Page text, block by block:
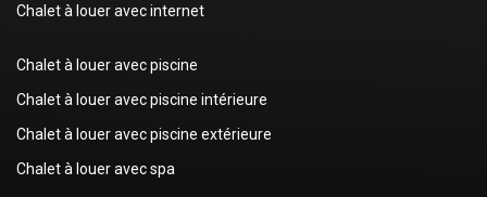
Chalet à louer avec internet
Chalet à louer avec piscine
Chalet à louer avec piscine intérieure
Chalet à louer avec piscine extérieure
Chalet à louer avec spa